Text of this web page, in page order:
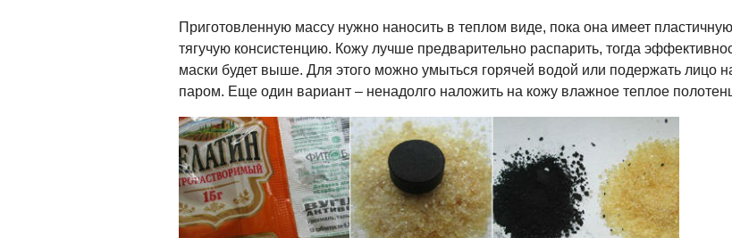
Приготовленную массу нужно наносить в теплом виде, пока она имеет пластичную
тягучую консистенцию. Кожу лучше предварительно распарить, тогда
маски будет выше. Для этого можно умыться горячей водой или подержать лицо
паром. Еще один вариант – ненадолго наложить на кожу влажное теплое